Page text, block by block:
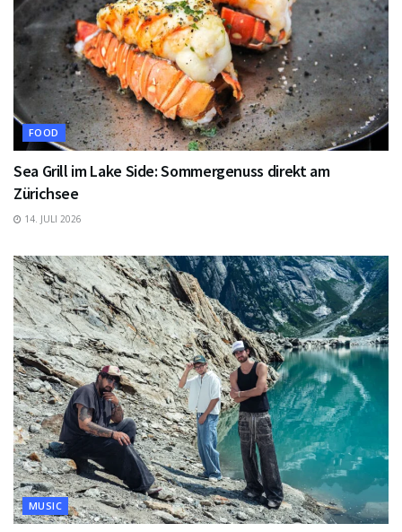
FOOD
Sea Grill im Lake Side: Sommergenuss direkt am
Zürichsee
14. JULI 2026
MUSIC